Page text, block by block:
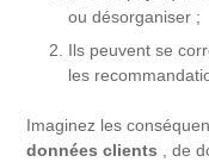
ou désorganiser ;
Ils peuvent se
les
Imaginez les
données clients , de